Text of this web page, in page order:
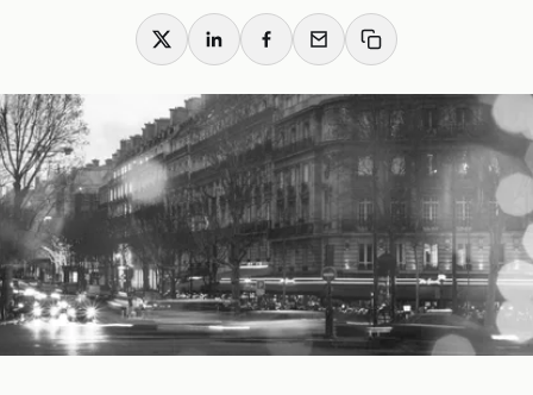
X LinkedInFacebook
Email Copy link